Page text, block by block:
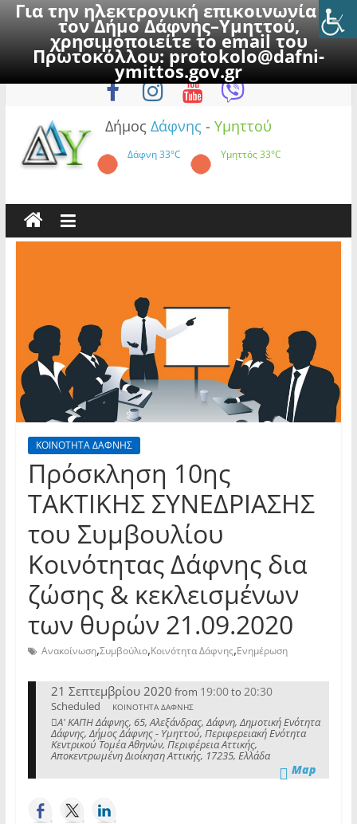
Για την ηλεκτρονική επικοινωνία με
τον Δήμο Δάφνης–Υμηττού,
χρησιμοποιείτε το email του
Πρωτοκόλλου:protokolo@dafni-
ymittos.gov.gr
to
Πέμπτη, 6 Αυγούστου 2026
Δήμος Δάφνης - Υμηττού
Δάφνη33°C Υμηττός33°C
ΚΟΙΝΟΤΗΤΑ ΔΑΦΝΗΣ
Πρόσκληση 10ης
TAKTIKHΣ ΣΥΝΕΔΡΙΑΣΗΣ
του Συμβουλίου
Κοινότητας Δάφνης δια
ζώσης & κεκλεισμένων
των θυρών 21.09.2020
Ανακοίνωση,Συμβούλιο,Κοινότητα Δάφνης,Ενημέρωση
21 Σεπτεμβρίου 2020 from 19:00to 20:30
Scheduled ΚΟΙΝΟΤΗΤΑ ΔΑΦΝΗΣ
Α' ΚΑΠΗ Δάφνης, 65, Αλεξάνδρας, Δάφνη, Δημοτική Ενότητα
Δάφνης, Δήμος Δάφνης - Υμηττού, Περιφερειακή Ενότητα
Κεντρικού Τομέα Αθηνών, Περιφέρεια Αττικής,
Αποκεντρωμένη Διοίκηση Αττικής, 17235, Ελλάδα
Map